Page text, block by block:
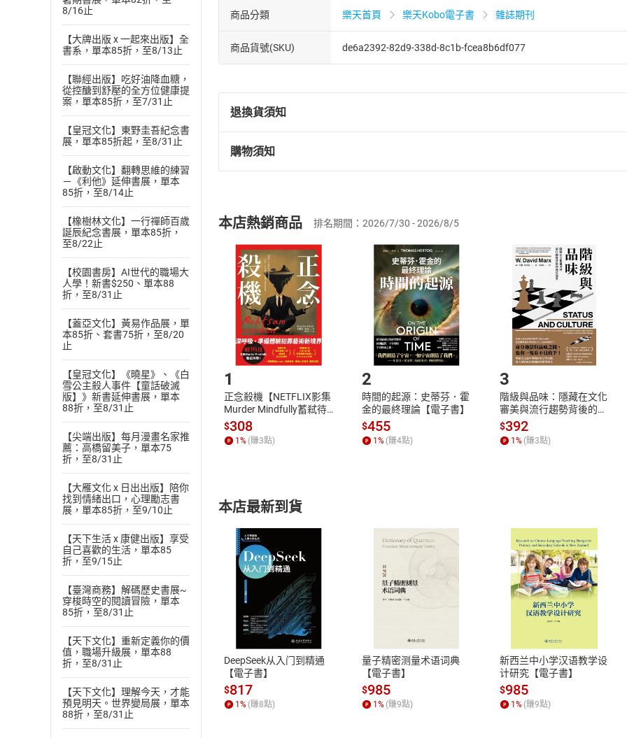
8/16止
【大牌出版 x 一起來出版】全
書系，單本85折，至8/13止
【聯經出版】吃好油降血糖，
從控醣到舒壓的全方位健康提
案，單本85折，至7/31止
【皇冠文化】東野圭吾紀念書
展，單本85折起，至8/31止
【啟動文化】翻轉思維的練習
－《利他》延伸書展，單本
85折，至8/14止
【橡樹林文化】一行禪師百歲
誕辰紀念書展，單本85折，
至8/22止
【校園書房】AI世代的職場大
人學！新書$250、單本88
折，至8/31止
【蓋亞文化】黃易作品展，單
本85折、套書75折，至8/20
止
【皇冠文化】《曉星》、《白
雪公主殺人事件【童話破滅
版】》新書延伸書展，單本
88折，至8/31止
【尖端出版】每月漫畫名家推
薦：高橋留美子，單本75
折，至8/31止
【大雁文化 x 日出出版】陪你
找到情緒出口，心理勵志書
展，單本85折，至9/10止
【天下生活 x 康健出版】享受
自己喜歡的生活，單本85
折，至9/15止
【臺灣商務】解碼歷史書展~
穿梭時空的閱讀冒險，單本
85折，至8/31止
【天下文化】重新定義你的價
值，職場升級展，單本88
折，至8/31止
【天下文化】理解今天，才能
預見明天。世界變局展，單本
88折，至8/31止
商品分類 樂天首頁 樂天Kobo電子書 雜誌期刊
商品貨號(SKU) de6a2392-82d9-338d-8c1b-fcea8b6df077
退換貨須知
退換貨規定：
(一)依消費者保護法第19條第1項後段暨通訊交易解除權合理例外情事適用
(二)消費者訂購本店鋪之商品即代表知悉本店鋪所銷售之商品為電子書，屬
且已下載/存取電子書，不得請求退貨退款。
退貨方式：您欲取消訂單或辦理退貨時，請登入樂天市場，並於「我的訂單」
貨」，本店鋪將依您的申請進行審核，待審核通過後將為您辦理退款事宜。
請注意，樂天市場須以整筆訂單為單位進行取消/退貨，恕無法以單支商品取消
購物須知
挑選商品
Choose
放入購物車
Shopping cart
登入帳號
Login
購書後，如何開始使用？
Step1.選擇閱讀載具 Step2.登入
付款方式
ATM轉帳、信用卡、LINE PAY、AFTEE
退換貨規範
之權利，遽消費者保護法及通訊交
除權合理例外情事適用準則，依商
質各有不同規定。詳細退換貨說明
照各商品說明。
本店熱銷商品 排名期間：2026/7/30 - 2026/8/5
1
正念殺機【NETFLIX影集
Murder Mindfully蓄弒待
發】【電子書】
$308
1% (賺3點)
2
時間的起源：史蒂芬．霍
金的最終理論【電子書】
$455
1% (賺4點)
3
階級與品味：隱藏在文化
審美與流行趨勢背後的地
位渴望【電子書】
$392
1% (賺3點)
本店最新到貨
DeepSeek从入门到精通
【電子書】
$817
1% (賺8點)
量子精密测量术语词典
【電子書】
$985
1% (賺9點)
新西兰中小学汉语教学设
计研究【電子書】
$985
1% (賺9點)